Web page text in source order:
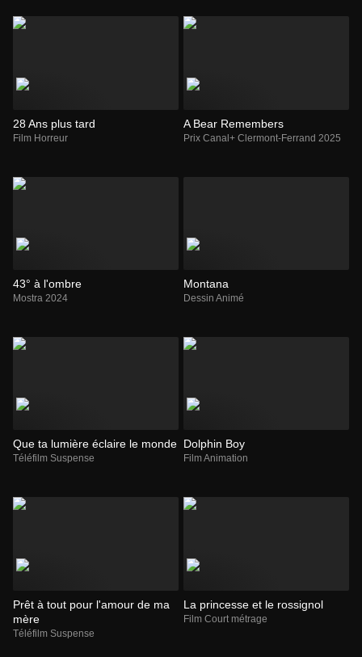
28 Ans plus tard
Film Horreur
A Bear Remembers
Prix Canal+ Clermont-Ferrand 2025
43° à l'ombre
Mostra 2024
Montana
Dessin Animé
Que ta lumière éclaire le monde
Téléfilm Suspense
Dolphin Boy
Film Animation
Prêt à tout pour l'amour de ma
mère
Téléfilm Suspense
La princesse et le rossignol
Film Court métrage